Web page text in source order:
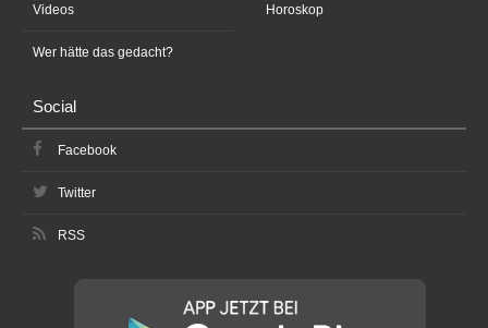
Videos
Wer hätte das gedacht?
Horoskop
Social
Facebook
Twitter
RSS